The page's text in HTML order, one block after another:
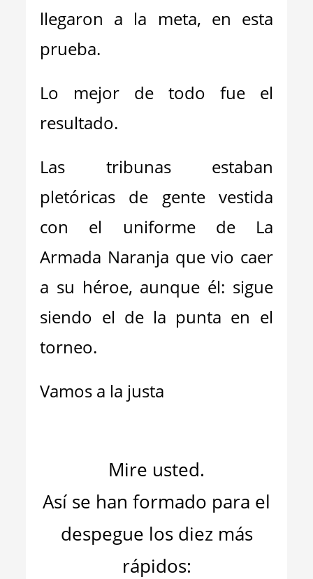
llegaron a la meta, en esta
prueba.
Lo mejor de todo fue el
resultado.
Las tribunas estaban
pletóricas de gente vestida
con el uniforme de La
Armada Naranja que vio caer
a su héroe, aunque él: sigue
siendo el de la punta en el
torneo.
Vamos a la justa
Mire usted.
Así se han formado para el
despegue los diez más
rápidos: